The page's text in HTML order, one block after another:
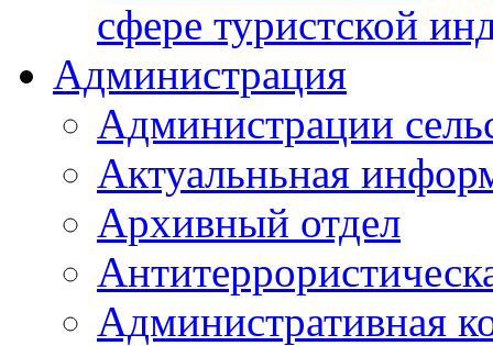
сфере туристской
Администрация
Администрации
Актуальньная
Архивный отдел
Административная